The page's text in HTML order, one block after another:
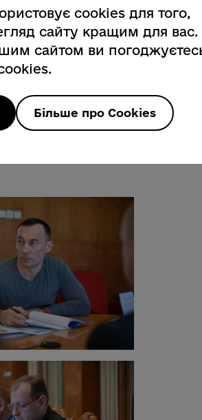
з державного та
коштів
cookies для того,
сайту кращим для вас.
сайтом ви
Більше про Cookies